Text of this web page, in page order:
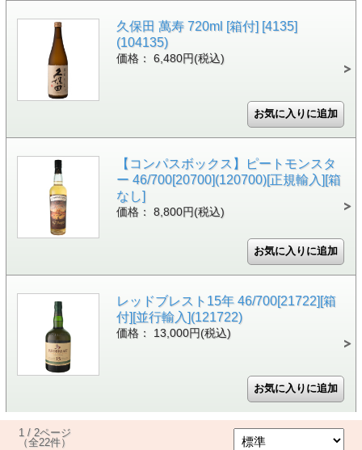
久保田 萬寿 720ml [箱付] [4135]
(104135)
価格： 6,480円(税込)
【コンパスボックス】ピートモンスタ
ー 46/700[20700](120700)[正規輸入][箱
なし]
価格： 8,800円(税込)
レッドブレスト15年 46/700[21722][箱
付][並行輸入](121722)
価格： 13,000円(税込)
1 / 2ページ
（全22件）